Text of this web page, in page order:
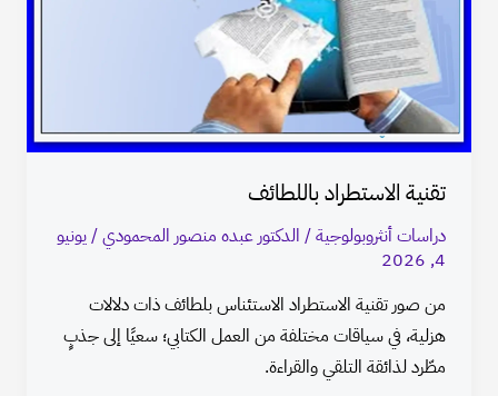
تقنية الاستطراد باللطائف
دراسات أنثروبولوجية/ الدكتور عبده منصور المحمودي/يونيو
4, 2026
من صور تقنية الاستطراد الاستئناس بلطائف ذات دلالات
هزلية، في سياقات مختلفة من العمل الكتابي؛ سعيًا إلى جذبٍ
مطّرد لذائقة التلقي والقراءة.